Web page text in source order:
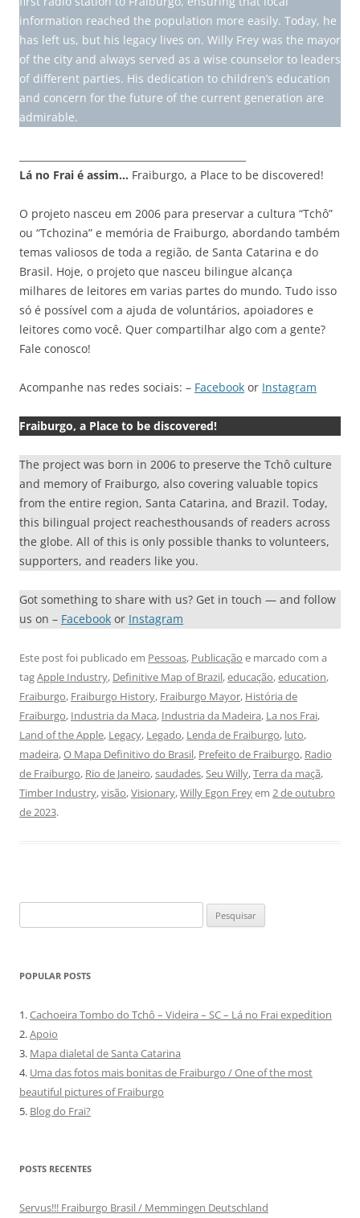
information reached the population more easily. Today, he
has left us, but his legacy lives on. Willy Frey was the mayor
of the city and always served as a wise counselor to leaders
of different parties. His dedication to children’s education
and concern for the future of the current generation are
admirable.
Lá no Frai é assim… Fraiburgo, a Place to be discovered!
O projeto nasceu em 2006 para preservar a cultura “Tchô”
ou “Tchozina” e memória de Fraiburgo, abordando também
temas valiosos de toda a região, de Santa Catarina e do
Brasil. Hoje, o projeto que nasceu bilingue alcança
milhares de leitores em varias partes do mundo. Tudo isso
só é possível com a ajuda de voluntários, apoiadores e
leitores como você. Quer compartilhar algo com a gente?
Fale conosco!
Acompanhe nas redes sociais: – Facebook or Instagram
Fraiburgo, a Place to be discovered!
The project was born in 2006 to preserve the Tchô culture
and memory of Fraiburgo, also covering valuable topics
from the entire region, Santa Catarina, and Brazil. Today,
this bilingual project reachesthousands of readers across
the globe. All of this is only possible thanks to volunteers,
supporters, and readers like you.
Got something to share with us? Get in touch — and follow
us on – Facebook or Instagram
Este post foi publicado em Pessoas, Publicação e marcado com a
tagApple Industry, Definitive Map of Brazil,educação,education,
Fraiburgo, Fraiburgo History, Fraiburgo Mayor, História de
Fraiburgo, Industria da Maca, Industria da Madeira, La nos Frai,
Land of the Apple, Legacy, Legado, Lenda de Fraiburgo, luto,
madeira,O Mapa Definitivo do Brasil, Prefeito de Fraiburgo, Radio
de Fraiburgo, Rio de Janeiro,saudades,Seu Willy,Terra da maçã,
Timber Industry,visão,Visionary,Willy Egon Freyem 2 de outubro
de 2023.
por:
POPULAR POSTS
1.Cachoeira Tombo do Tchô – Videira – SC – Lá no Frai expedition
2.Apoio
3. Mapa dialetal de Santa Catarina
4. Uma das fotos mais bonitas de Fraiburgo / One of the most
beautiful pictures of Fraiburgo
5. Blog do Frai?
POSTS RECENTES
Servus!!! Fraiburgo Brasil / Memmingen Deutschland